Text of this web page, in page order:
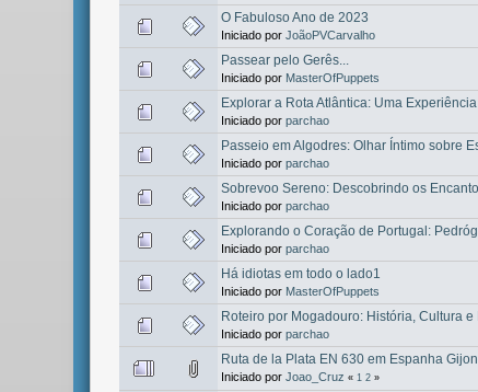
O Fabuloso Ano de 2023
Iniciado porJoãoPVCarvalho
Passear pelo Gerês...
Iniciado por MasterOfPuppets
Explorar a Rota Atlântica: Uma
Iniciado porparchao
Passeio em Algodres: Olhar Íntimo sobre
Iniciado porparchao
Sobrevoo Sereno: Descobrindo os
Iniciado porparchao
Explorando o Coração de Portugal:
Iniciado porparchao
Há idiotas em todo o lado1
Iniciado por MasterOfPuppets
Roteiro por Mogadouro: História, Cultura e
Iniciado porparchao
Ruta de la Plata EN 630 em Espanha
Iniciado porJoao_Cruz « 1 2 »